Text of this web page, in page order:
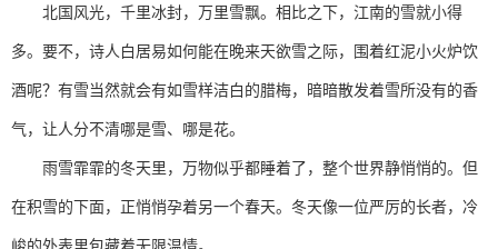
北国风光，千里冰封，万里雪飘。相比之下，江南的雪就小得
多。要不，诗人白居易如何能在晚来天欲雪之际，围着红泥小火炉饮
酒呢？有雪当然就会有如雪样洁白的腊梅，暗暗散发着雪所没有的香
气，让人分不清哪是雪、哪是花。
雨雪霏霏的冬天里，万物似乎都睡着了，整个世界静悄悄的。但
在积雪的下面，正悄悄孕着另一个春天。冬天像一位严厉的长者，冷